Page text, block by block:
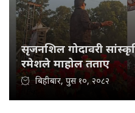
सृजनशिल गोदावरी
रमेशले माहोल तताए
बिहीबार, पुस १०, २०८२